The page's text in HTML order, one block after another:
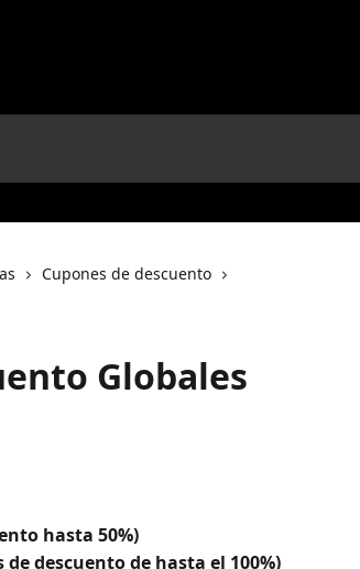
Cupones de descuento
Globales
hasta 50%)
descuento de hasta el 100%)